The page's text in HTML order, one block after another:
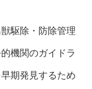
駆除・防除管理
機関のガイドラ
期発見するため